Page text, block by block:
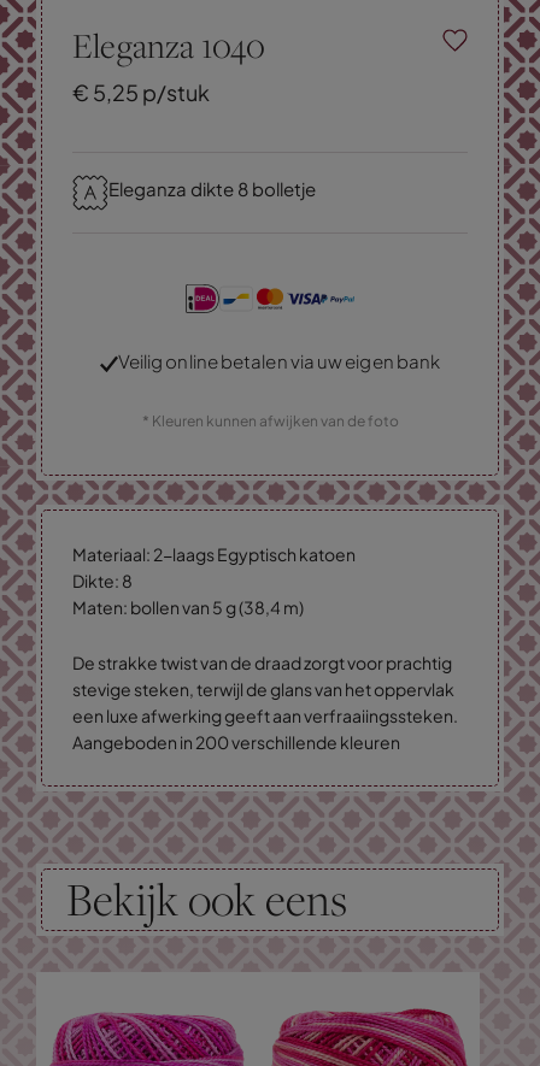
Eleganza 1040
€ 5,25 p/stuk
Eleganza dikte 8 bolletje
Veilig online betalen via uw eigen bank
* Kleuren kunnen afwijken van de foto
Materiaal: 2-laags Egyptisch katoen
Dikte: 8
Maten: bollen van 5 g (38,4 m)
De strakke twist van de draad zorgt voor prachtig
stevige steken, terwijl de glans van het oppervlak
een luxe afwerking geeft aan verfraaiingssteken.
Aangeboden in 200 verschillende kleuren
Bekijk ook eens